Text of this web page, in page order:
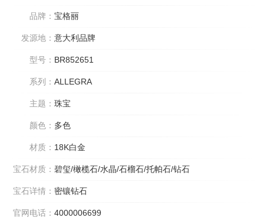
品牌： 宝格丽
发源地： 意大利品牌
型号： BR852651
系列： ALLEGRA
主题： 珠宝
颜色： 多色
材质： 18K白金
宝石材质： 碧玺/橄榄石/水晶/石榴石/托帕石/钻石
宝石详情： 密镶钻石
官网电话： 4000006699